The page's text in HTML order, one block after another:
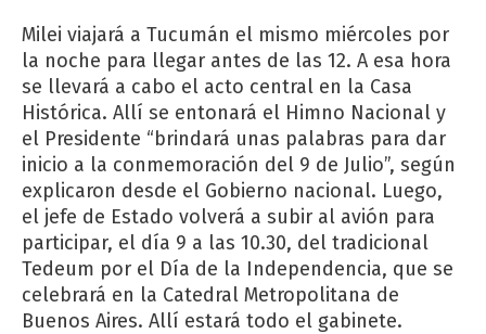
Milei viajará a Tucumán el mismo miércoles por
la noche para llegar antes de las 12. A esa hora
se llevará a cabo el acto central en la Casa
Histórica. Allí se entonará el Himno Nacional y
el Presidente “brindará unas palabras para dar
inicio a la conmemoración del 9 de Julio”, según
explicaron desde el Gobierno nacional. Luego,
el jefe de Estado volverá a subir al avión para
participar, el día 9 a las 10.30, del tradicional
Tedeum por el Día de la Independencia, que se
celebrará en la Catedral Metropolitana de
Buenos Aires. Allí estará todo el gabinete.